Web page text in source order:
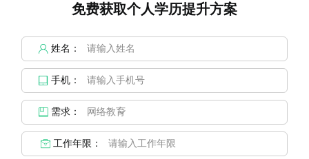
免费获取个人学历提升方案
姓名：
手机：
需求：
工作年限：